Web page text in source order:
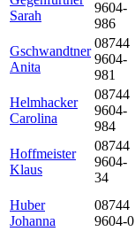
Sarah
9604-
986
Gschwandtner
Anita
08744
9604-
981
Helmhacker
Carolina
08744
9604-
984
Hoffmeister
Klaus
08744
9604-
34
Huber
Johanna
08744
9604-0